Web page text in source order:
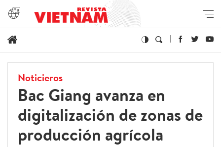
Noticieros
Bac Giang avanza en
digitalización de zonas de
producción agrícola